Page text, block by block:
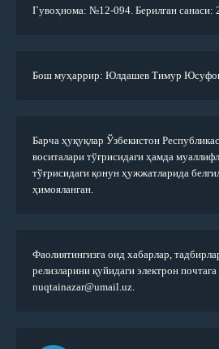
Гувоҳнома: №12-094. Берилган санаси:
Бош муҳаррир: Юлдашев Тимур
Барча ҳуқуқлар Ўзбекистон
воситалари тўғрисидаги ҳамда
тўғрисидаги қонун ҳужжатларида
ҳимояланган.
Фаолиятингизга оид хабарлар,
релизларини қуйидаги электрон
nuqtainazar@umail.uz.